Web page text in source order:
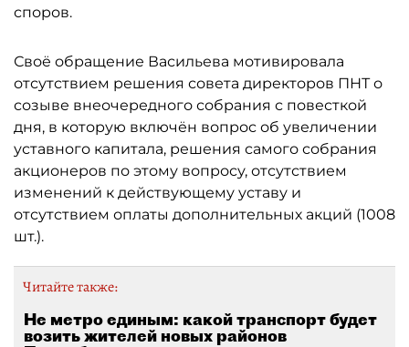
споров.
Своё обращение Васильева мотивировала
отсутствием решения совета директоров ПНТ о
созыве внеочередного собрания с повесткой
дня, в которую включён вопрос об увеличении
уставного капитала, решения самого собрания
акционеров по этому вопросу, отсутствием
изменений к действующему уставу и
отсутствием оплаты дополнительных акций (1008
шт.).
Читайте также:
Не метро единым: какой транспорт будет
возить жителей новых районов